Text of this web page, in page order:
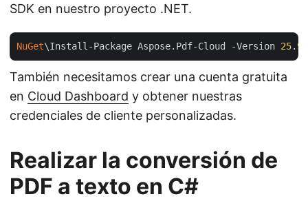
SDK en nuestro proyecto .NET.
NuGet\Install-Package Aspose.Pdf-Cloud -Version 25. 9
También necesitamos crear una cuenta gratuita
en Cloud Dashboard y obtener nuestras
credenciales de cliente personalizadas.
Realizar la conversión de
PDF a texto en C#